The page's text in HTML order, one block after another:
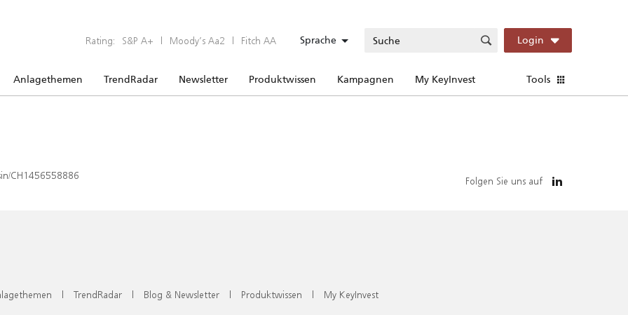
Rating: S&P A+ | Moody’s Aa2 | Fitch AA Sprache Login
Anlagethemen TrendRadar Newsletter Produktwissen Kampagnen My KeyInvest Tools
CH1456558886 Folgen Sie uns auf
| TrendRadar | Blog & Newsletter | Produktwissen | My KeyInvest